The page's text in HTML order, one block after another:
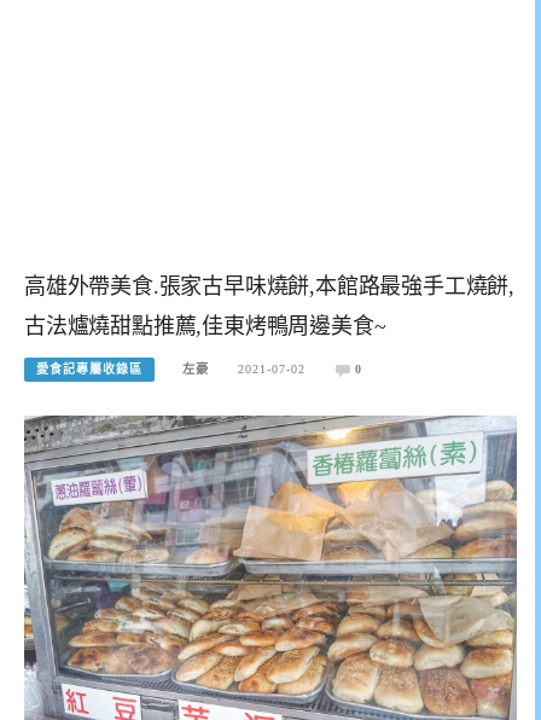
高雄外帶美食.張家古早味燒餅,本館路最強手工燒餅,
古法爐燒甜點推薦,佳東烤鴨周邊美食~
愛食記專屬收錄區 左豪 2021-07-02 0